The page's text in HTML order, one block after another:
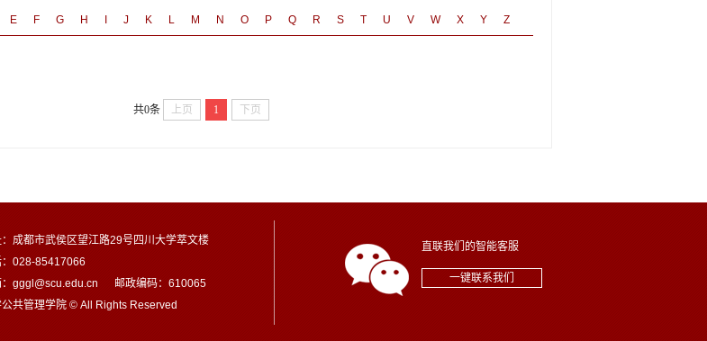
E F G H J K L M N O P Q R S T U V W X Y Z
共0条 上页 1 下页
成都市武侯区望江路29号四川大学萃文楼
028-85417066
：gggl@scu.edu.cn 邮政编码：610065
公共管理学院 © All Rights Reserved
直联我们的智能客服
一键联系我们